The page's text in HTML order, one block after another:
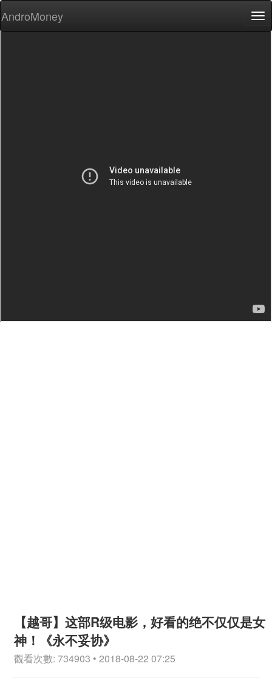
AndroMoney
【越哥】这部R级电影，好看的绝不仅仅是女
神！《永不妥协》
觀看次數: 734903 • 2018-08-22 07:25